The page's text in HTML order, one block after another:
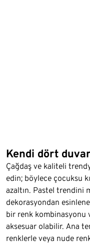
Kendi dört
Çağdaş ve kaliteli
edin; böylece çocuksu
azaltın. Pastel trendini
dekorasyondan
bir renk kombinasyonu
aksesuar olabilir. Ana
renklerle veya nude